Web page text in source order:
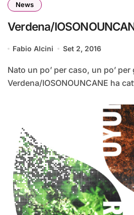
News
Verdena/
Fabio Alcini Set 2, 2016
Nato un po’ per caso, un po’ per gioco, lo split di
Verdena/IOSONOUNCANE ha